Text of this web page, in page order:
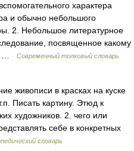
характера
и обычно небольшого
2. Небольшое литературное
посвященное какому
…
Современный толковый словарь
живописи в красках на куске
Писать картину. Этюд к
художников. 2. чего или
себе в конкретных
словарь